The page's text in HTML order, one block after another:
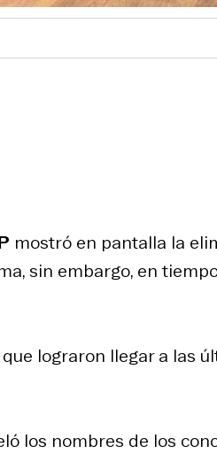
mostró en pantalla la
sin embargo, en
lograron llegar a las
los nombres de los